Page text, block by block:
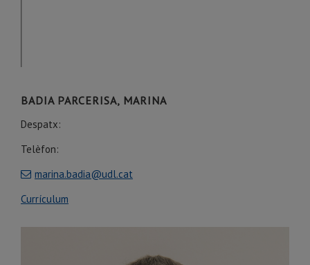
BADIA PARCERISA, MARINA
Despatx:
Telèfon:
marina.badia@udl.cat
Currículum